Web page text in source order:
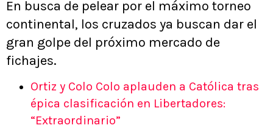
En busca de pelear por el máximo torneo
continental, los cruzados ya buscan dar el
gran golpe del próximo mercado de
fichajes.
Ortiz y Colo Colo aplauden a Católica tras
épica clasificación en Libertadores:
“Extraordinario”